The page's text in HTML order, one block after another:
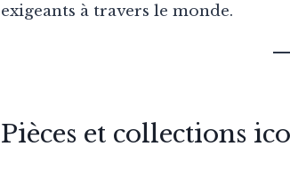
exigeants à travers le monde.
Pièces et collections